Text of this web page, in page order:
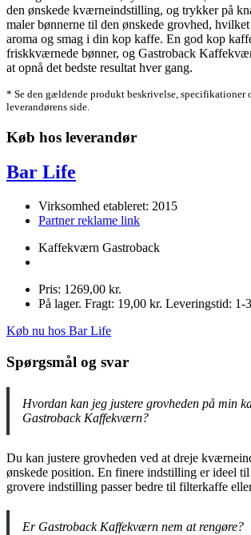
den ønskede kværneindstilling, og trykker på
maler bønnerne til den ønskede grovhed,
aroma og smag i din kop kaffe. En god kop
friskkværnede bønner, og Gastroback
at opnå det bedste resultat hver gang.
* Se den gældende produkt beskrivelse, specifikationer
leverandørens side.
Køb hos leverandør
Bar Life
Virksomhed etableret: 2015
Partner reklame link
Kaffekværn Gastroback
Pris: 1269,00 kr.
På lager. Fragt: 19,00 kr. Leveringstid: 1-
Køb nu hos Bar Life
Spørgsmål og svar
Hvordan kan jeg justere grovheden på min
Gastroback Kaffekværn?
Du kan justere grovheden ved at dreje
ønskede position. En finere indstilling er ideel til
grovere indstilling passer bedre til filterkaffe
Er Gastroback Kaffekværn nem at rengøre?